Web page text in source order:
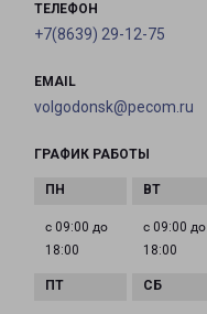
ТЕЛЕФОН
+7(8639) 29-12-75
EMAIL
volgodonsk@pecom.ru
ГРАФИК РАБОТЫ
с 09:00 до
18:00
с 09:00 до
18:00